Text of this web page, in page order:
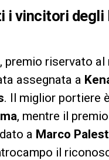
i vincitori degli
, premio riservato al
assegnata a
. Il miglior portiere è
, mentre il
a Marco
il